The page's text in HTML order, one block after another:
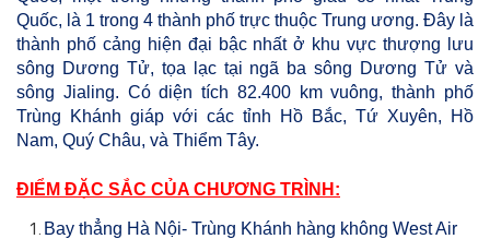
Quốc, là 1 trong 4 thành phố trực thuộc Trung ương. Đây là
thành phố cảng hiện đại bậc nhất ở khu vực thượng lưu
sông Dương Tử, tọa lạc tại ngã ba sông Dương Tử và
sông Jialing. Có diện tích 82.400 km vuông, thành phố
Trùng Khánh giáp với các tỉnh Hồ Bắc, Tứ Xuyên, Hồ
Nam, Quý Châu, và Thiểm Tây.
ĐIỂM ĐẶC SẮC CỦA CHƯƠNG TRÌNH:
Bay thẳng Hà Nội- Trùng Khánh hàng không West Air